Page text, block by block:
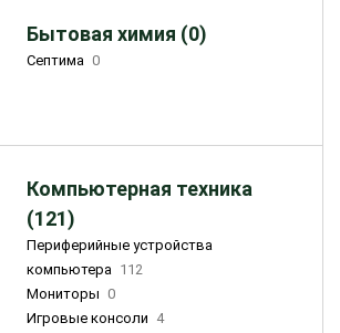
Бытовая химия (0)
Септима 0
Компьютерная техника
(121)
Периферийные устройства
компьютера 112
Мониторы 0
Игровые консоли 4